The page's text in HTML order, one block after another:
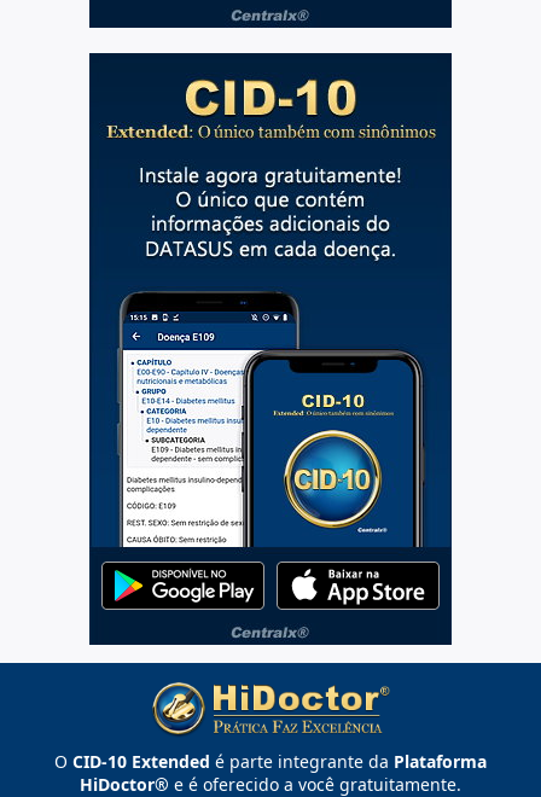
O CID-10 Extended é parte integrante da Plataforma
HiDoctor® e é oferecido a você gratuitamente.